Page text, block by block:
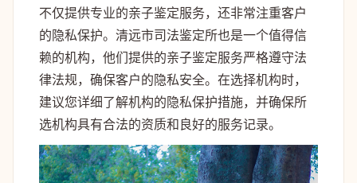
不仅提供专业的亲子鉴定服务，还非常注重客户
的隐私保护。清远市司法鉴定所也是一个值得信
赖的机构，他们提供的亲子鉴定服务严格遵守法
律法规，确保客户的隐私安全。在选择机构时，
建议您详细了解机构的隐私保护措施，并确保所
选机构具有合法的资质和良好的服务记录。